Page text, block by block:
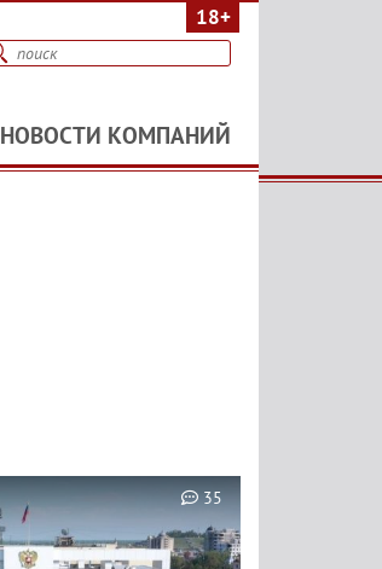
18+
НОВОСТИ КОМПАНИЙ
35